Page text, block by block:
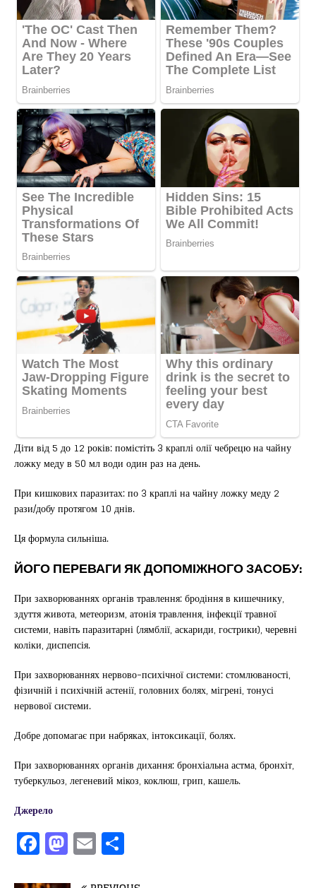
Діти від 5 до 12 років: помістіть 3 краплі олії чебрецю на чайну
ложку меду в 50 мл води один раз на день.
При кишкових паразитах: по 3 краплі на чайну ложку меду 2
рази/добу протягом 10 днів.
Ця формула сильніша.
ЙОГО ПЕРЕВАГИ ЯК ДОПОМІЖНОГО ЗАСОБУ:
При захворюваннях органів травлення: бродіння в кишечнику,
здуття живота, метеоризм, атонія травлення, інфекції травної
системи, навіть паразитарні (лямблії, аскариди, гострики), черевні
коліки, диспепсія.
При захворюваннях нервово-психічної системи: стомлюваності,
фізичній і психічній астенії, головних болях, мігрені, тонусі
нервової системи.
Добре допомагає при набряках, інтоксикації, болях.
При захворюваннях органів дихання: бронхіальна астма, бронхіт,
туберкульоз, легеневий мікоз, коклюш, грип, кашель.
Джерело
F
a
M
a
E
m